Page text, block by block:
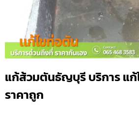
แก้ส้วมตันธัญบุรี บริการ แ
ราคาถูก